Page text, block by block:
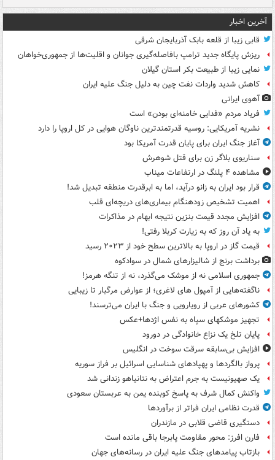
آخرین اخبار
قابی زیبا از قلعه بابک آذربایجان شرقی
ریزش پایگاه جدید ترامپ بافاصله‌گیری جوانان و اقلیت‌ها از جمهوری‌خواهان
نمایی زیبا از طبیعت بکر استان گیلان
کاهش شدید واردات نفت چین به دلیل جنگ علیه ایران
آهوی ایرانی
فریاد مردم «فدایی خامنه‌ای بودن» است
نشریه آمریکایی: روسیه قدرتمندترین ناوگان هوایی در کل اروپا را دارد
آغاز جنگ ایران برای پایان قدرت آمریکا بود
سناریوی بلاگر زن برای قتل شوهرش
مشاهده ۴ پلنگ در ارتفاعات میناب
قرار بود ایران به زانو درآید، اما به ابرقدرت منطقه تبدیل شد!
اهمیت تشخیص زودهنگام بیماری‌های دریچه‌ای قلب
افزایش مجدد قیمت بنزین نتیجه ابهام در مذاکرات
به یاد آن روز که به زیارت کربلا رفتی!
قیمت گاز در اروپا به بالاترین سطح خود از ۲۰۲۳ رسید
برداشت برنج از شالیزارهای شمال در سوادکوه
جمهوری اسلامی نه از موشک می‌گذرد، نه از تنگه هرمز!
ناگفته‌هایی از آمپول های لاغری؛ از عوارض مرگبار تا زیبایی
کشورهای عربی از رویارویی و جنگ با ایران می‌ترسند!
تجهیز موشکهای سپاه به نفس اژدها+عکس
پایان تلخ یک نزاع خانوادگی در دورود
افزایش بی‌سابقه سرقت سوخت در انگلیس
پرواز بالگردها و پهپادهای شناسایی اسرائیل بر فراز سوریه
یک صهیونیست به جرم اعتراض به نتانیاهو زندانی شد
واکنش کمال شرف به پاسخ کوبنده یمن به عربستان سعودی
قدرت نظامی ایران فراتر از برآوردها
دستگیری قاضی قلابی در مازندران
فارن افرز: محور مقاومت پابرجا باقی مانده است
بازتاب پیامدهای جنگ علیه ایران در رسانه‌های جهان